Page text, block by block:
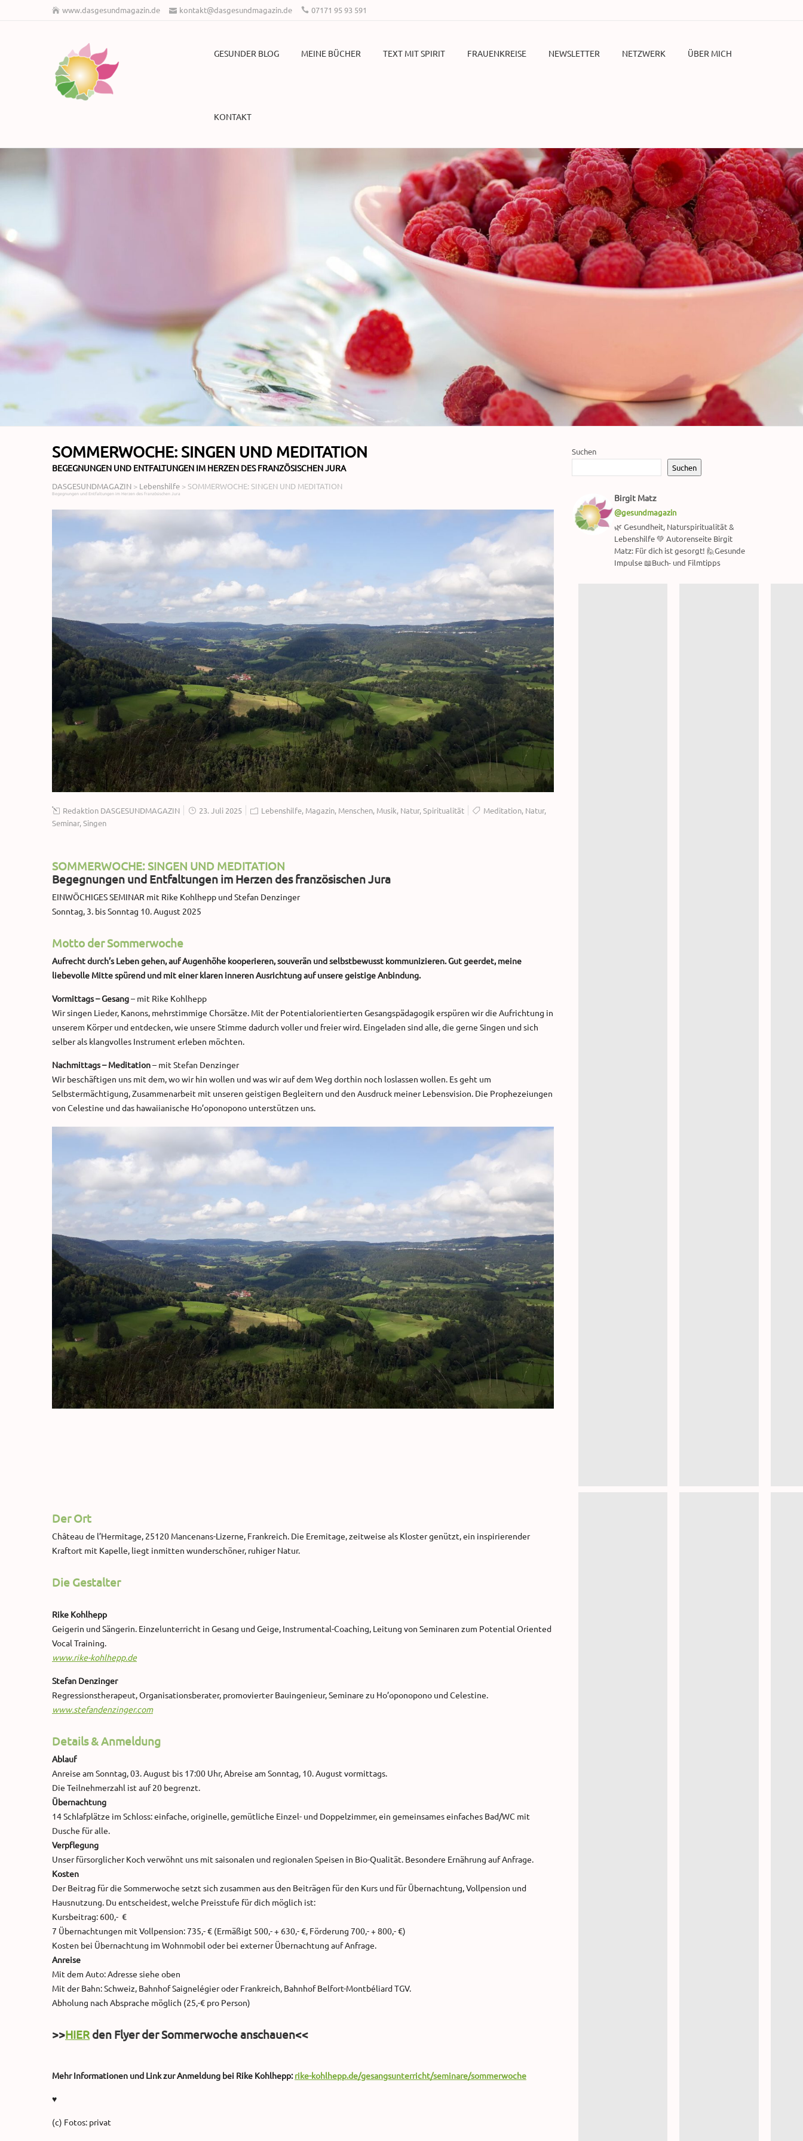
www.dasgesundmagazin.de kontakt@dasgesundmagazin.de 07171 95 93 591
GESUNDER BLOG MEINE BÜCHER TEXT MIT SPIRIT FRAUENKREISE NEWSLETTER NETZWERK ÜBER MICH
KONTAKT
SOMMERWOCHE: SINGEN UND MEDITATION
BEGEGNUNGEN UND ENTFALTUNGEN IM HERZEN DES FRANZÖSISCHEN JURA
DASGESUNDMAGAZIN > Lebenshilfe > SOMMERWOCHE: SINGEN UND MEDITATION
Begegnungen und Entfaltungen im Herzen des französischen Jura
Redaktion DASGESUNDMAGAZIN 23. Juli 2025 Lebenshilfe, Magazin, Menschen, Musik, Natur,Spiritualität Meditation, Natur,
Seminar,Singen
SOMMERWOCHE: SINGEN UND MEDITATION
Begegnungen und Entfaltungen im Herzen des französischen Jura
EINWÖCHIGES SEMINAR mit Rike Kohlhepp und Stefan Denzinger
Sonntag, 3. bis Sonntag 10. August 2025
Motto der Sommerwoche
Aufrecht durch’s Leben gehen, auf Augenhöhe kooperieren, souverän und selbstbewusst kommunizieren. Gut geerdet, meine
liebevolle Mitte spürend und mit einer klaren inneren Ausrichtung auf unsere geistige Anbindung.
Vormittags – Gesang– mit Rike Kohlhepp
Wir singen Lieder, Kanons, mehrstimmige Chorsätze. Mit der Potentialorientierten Gesangspädagogik erspüren wir die Aufrichtung in
unserem Körper und entdecken, wie unsere Stimme dadurch voller und freier wird. Eingeladen sind alle, die gerne Singen und sich
selber als klangvolles Instrument erleben möchten.
Nachmittags – Meditation– mit Stefan Denzinger
Wir beschäftigen uns mit dem, wo wir hin wollen und was wir auf dem Weg dorthin noch loslassen wollen. Es geht um
Selbstermächtigung, Zusammenarbeit mit unseren geistigen Begleitern und den Ausdruck meiner Lebensvision. Die Prophezeiungen
von Celestine und das hawaiianische Ho’oponopono unterstützen uns.
Der Ort
Château de l’Hermitage, 25120 Mancenans-Lizerne, Frankreich. Die Eremitage, zeitweise als Kloster genützt, ein inspirierender
Kraftort mit Kapelle, liegt inmitten wunderschöner, ruhiger Natur.
Die Gestalter
Rike Kohlhepp
Geigerin und Sängerin. Einzelunterricht in Gesang und Geige, Instrumental-Coaching, Leitung von Seminaren zum Potential Oriented
Vocal Training.
www.rike-kohlhepp.de
Stefan Denzinger
Regressionstherapeut, Organisationsberater, promovierter Bauingenieur, Seminare zu Ho’oponopono und Celestine.
www.stefandenzinger.com
Details & Anmeldung
Ablauf
Anreise am Sonntag, 03. August bis 17:00 Uhr, Abreise am Sonntag, 10. August vormittags.
Die Teilnehmerzahl ist auf 20 begrenzt.
Übernachtung
14 Schlafplätze im Schloss: einfache, originelle, gemütliche Einzel- und Doppelzimmer, ein gemeinsames einfaches Bad/WC mit
Dusche für alle.
Verpflegung
Unser fürsorglicher Koch verwöhnt uns mit saisonalen und regionalen Speisen in Bio-Qualität. Besondere Ernährung auf Anfrage.
Kosten
Der Beitrag für die Sommerwoche setzt sich zusammen aus den Beiträgen für den Kurs und für Übernachtung, Vollpension und
Hausnutzung. Du entscheidest, welche Preisstufe für dich möglich ist:
Kursbeitrag: 600,- €
7 Übernachtungen mit Vollpension: 735,- € (Ermäßigt 500,- + 630,- €, Förderung 700,- + 800,- €)
Kosten bei Übernachtung im Wohnmobil oder bei externer Übernachtung auf Anfrage.
Anreise
Mit dem Auto: Adresse siehe oben
Mit der Bahn: Schweiz, Bahnhof Saignelégier oder Frankreich, Bahnhof Belfort-Montbéliard TGV.
Abholung nach Absprache möglich (25,-€ pro Person)
>>HIER den Flyer der Sommerwoche anschauen<<
Mehr Informationen und Link zur Anmeldung bei Rike Kohlhepp:rike-kohlhepp.de/gesangsunterricht/seminare/sommerwoche
♥
(c) Fotos: privat
Suchen
Suchen
Birgit Matz
@gesundmagazin
🌿 Gesundheit, Naturspiritualität &
Lebenshilfe 💚 Autorenseite Birgit
Matz: Für dich ist gesorgt! 🙋Gesunde
Impulse 📖Buch- und Filmtipps